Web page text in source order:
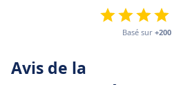
Basé sur
Avis de la